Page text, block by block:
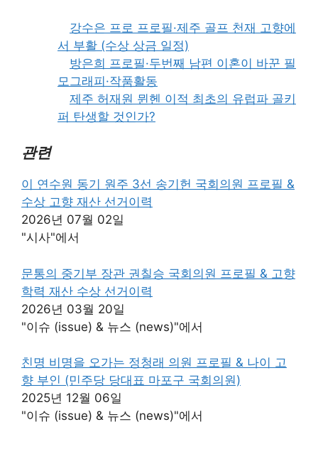
강수은 프로 프로필·제주 골프 천재 고향에
서 부활 (수상 상금 일정)
방은희 프로필·두번째 남편 이혼이 바꾼 필
모그래피·작품활동
제주 허재원 뮌헨 이적 최초의 유럽파 골키
퍼 탄생할 것인가?
관련
이 연수원 동기 원주 3선 송기헌 국회의원 프로필 &
수상 고향 재산 선거이력
2026년 07월 02일
"시사"에서
문통의 중기부 장관 권칠승 국회의원 프로필 & 고향
학력 재산 수상 선거이력
2026년 03월 20일
"이슈 (issue) & 뉴스 (news)"에서
친명 비명을 오가는 정청래 의원 프로필 & 나이 고
향 부인 (민주당 당대표 마포구 국회의원)
2025년 12월 06일
"이슈 (issue) & 뉴스 (news)"에서